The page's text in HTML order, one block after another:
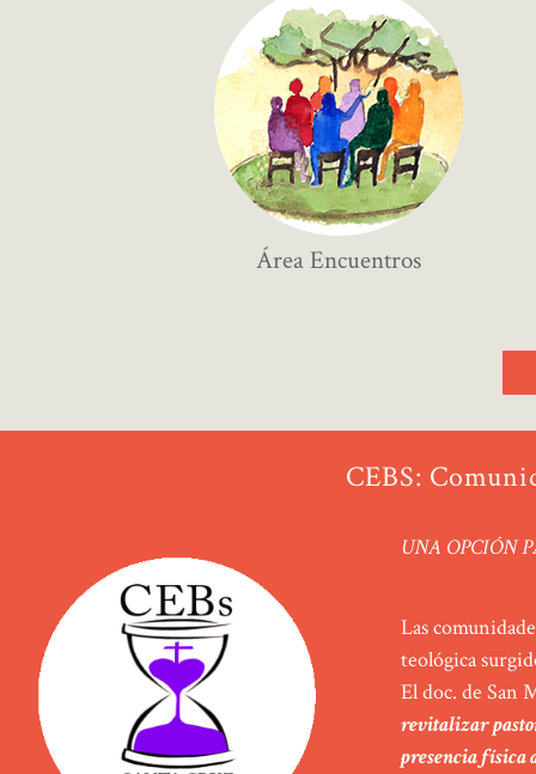
ÁreaEncuentros
CEBS:
UNA OPCIÓN
Las
teológica
El doc. de San
revitalizar
presencia física